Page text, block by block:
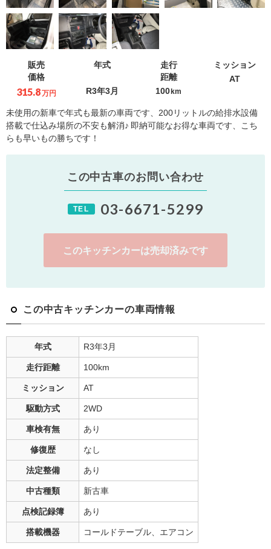
販売
価格
315.8 万円
年式
R3年3月
走行
距離
100 km
ミッション
AT
未使用の新車で年式も最新の車両です、200リットルの給排水設備
搭載で仕込み場所の不安も解消♪ 即納可能なお得な車両です、こち
らも早いもの勝ちです！
この中古車のお問い合わせ
TEL 03-6671-5299
このキッチンカーは売却済みです
この中古キッチンカーの車両情報
年式 R3年3月
走行距離 100km
ミッション AT
駆動方式 2WD
車検有無 あり
修復歴 なし
法定整備 あり
中古種類 新古車
点検記録簿 あり
搭載機器 コールドテーブル、エアコン